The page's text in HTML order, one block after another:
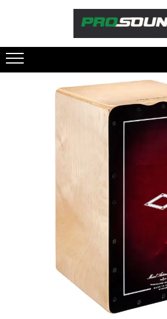
Sonorizare / PA
Playere si Recordere
Procesoare si efecte
Stabilizatoare de tensiune UPS si
Power Conditioner
Capsule de microfon
Microfoane de masurare si
Microfoane de studio
Microfoane de Suprafata